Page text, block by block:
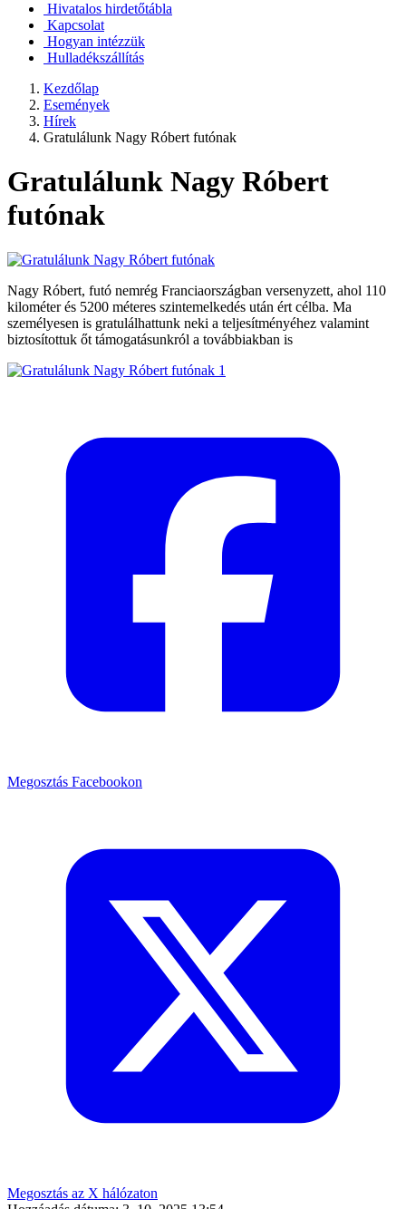
Hivatalos hirdetőtábla
Kapcsolat
Hogyan intézzük
Hulladékszállítás
Kezdőlap
Események
Hírek
Gratulálunk Nagy Róbert futónak
Gratulálunk Nagy Róbert
futónak
Nagy Róbert, futó nemrég Franciaországban versenyzett, ahol 110
kilométer és 5200 méteres szintemelkedés után ért célba. Ma
személyesen is gratulálhattunk neki a teljesítményéhez valamint
biztosítottuk őt támogatásunkról a továbbiakban is
Megosztás Facebookon
Megosztás az X hálózaton